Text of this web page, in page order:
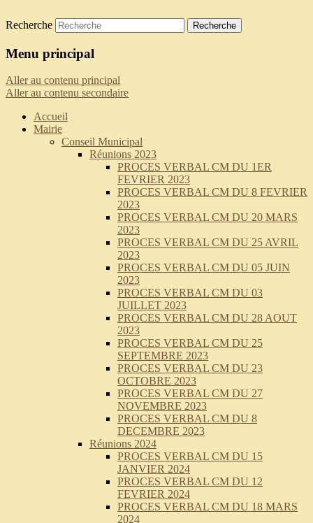
Saint-Pierre-de-Curtille
Recherche
Menu principal
Aller au contenu principal
Aller au contenu secondaire
Accueil
Mairie
Conseil Municipal
Réunions 2023
PROCES VERBAL CM DU 1ER
FEVRIER 2023
PROCES VERBAL CM DU 8 FEVRIER
2023
PROCES VERBAL CM DU 20 MARS
2023
PROCES VERBAL CM DU 25 AVRIL
2023
PROCES VERBAL CM DU 05 JUIN
2023
PROCES VERBAL CM DU 03
JUILLET 2023
PROCES VERBAL CM DU 28 AOUT
2023
PROCES VERBAL CM DU 25
SEPTEMBRE 2023
PROCES VERBAL CM DU 23
OCTOBRE 2023
PROCES VERBAL CM DU 27
NOVEMBRE 2023
PROCES VERBAL CM DU 8
DECEMBRE 2023
Réunions 2024
PROCES VERBAL CM DU 15
JANVIER 2024
PROCES VERBAL CM DU 12
FEVRIER 2024
PROCES VERBAL CM DU 18 MARS
2024